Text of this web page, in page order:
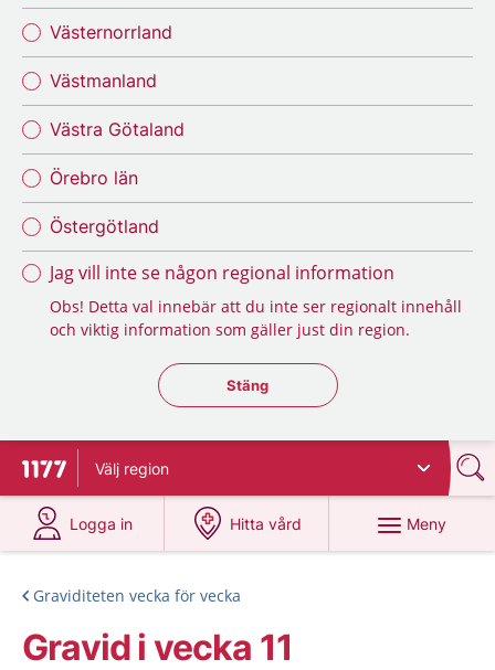
Västernorrland
Västmanland
Västra Götaland
Örebro län
Östergötland
Jag vill inte se någon regional information
Obs! Detta val innebär att du inte ser regionalt innehåll
och viktig information som gäller just din region.
Stäng regionsväljaren
Stäng
Till startsidan för 1177
Välj region
Logga in
på 1177.se
Hitta vård
på 1177.se
Meny
Graviditeten vecka för vecka
Gravid i vecka 11